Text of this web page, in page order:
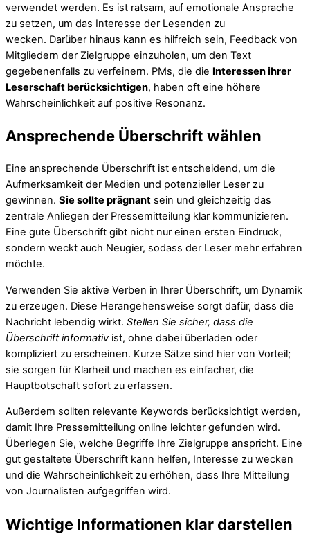
verwendet werden. Es ist ratsam, auf emotionale Ansprache
zu setzen, um das Interesse der Lesenden zu
wecken. Darüber hinaus kann es hilfreich sein, Feedback von
Mitgliedern der Zielgruppe einzuholen, um den Text
gegebenenfalls zu verfeinern. PMs, die die Interessen ihrer
Leserschaft berücksichtigen, haben oft eine höhere
Wahrscheinlichkeit auf positive Resonanz.
Ansprechende Überschrift wählen
Eine ansprechende Überschrift ist entscheidend, um die
Aufmerksamkeit der Medien und potenzieller Leser zu
gewinnen. Sie sollte prägnant sein und gleichzeitig das
zentrale Anliegen der Pressemitteilung klar kommunizieren.
Eine gute Überschrift gibt nicht nur einen ersten Eindruck,
sondern weckt auch Neugier, sodass der Leser mehr erfahren
möchte.
Verwenden Sie aktive Verben in Ihrer Überschrift, um Dynamik
zu erzeugen. Diese Herangehensweise sorgt dafür, dass die
Nachricht lebendig wirkt. Stellen Sie sicher, dass die
Überschrift informativ ist, ohne dabei überladen oder
kompliziert zu erscheinen. Kurze Sätze sind hier von Vorteil;
sie sorgen für Klarheit und machen es einfacher, die
Hauptbotschaft sofort zu erfassen.
Außerdem sollten relevante Keywords berücksichtigt werden,
damit Ihre Pressemitteilung online leichter gefunden wird.
Überlegen Sie, welche Begriffe Ihre Zielgruppe anspricht. Eine
gut gestaltete Überschrift kann helfen, Interesse zu wecken
und die Wahrscheinlichkeit zu erhöhen, dass Ihre Mitteilung
von Journalisten aufgegriffen wird.
Wichtige Informationen klar darstellen